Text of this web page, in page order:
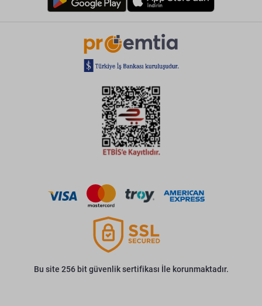
Bu site 256 bit güvenlik sertifikası İle korunmaktadır.